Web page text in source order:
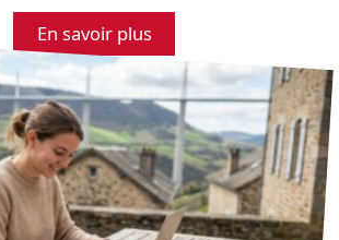
En savoir plus